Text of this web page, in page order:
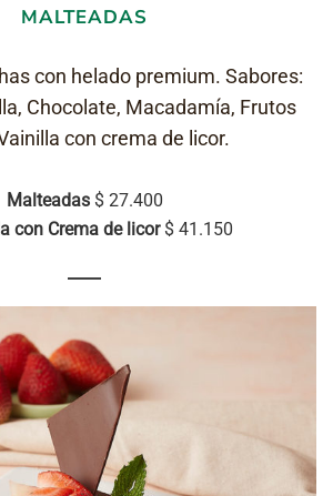
MALTEADAS
con helado premium. Sabores:
Chocolate, Macadamía, Frutos
con crema de licor.
Malteadas$ 27.400
con Crema de licor$ 41.150